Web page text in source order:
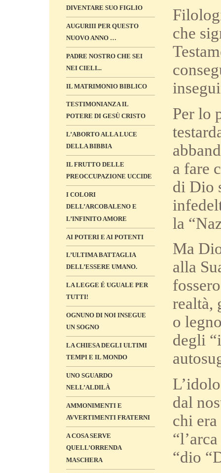
DIVENTARE SUO FIGLIO
AUGURIII PER QUESTO
NUOVO ANNO …
PADRE NOSTRO CHE SEI
NEI CIELI...
IL MATRIMONIO BIBLICO
TESTIMONIANZA IL
POTERE DI GESÙ CRISTO
L’ABORTO ALLA LUCE
DELLA BIBBIA
IL FRUTTO DELLE
PREOCCUPAZIONE UCCIDE
I COLORI
DELL’ARCOBALENO E
L’INFINITO AMORE
AI POTERI E AI POTENTI
L’ULTIMA BATTAGLIA
DELL’ESSERE UMANO.
LA LEGGE É UGUALE PER
TUTTI!
OGNUNO DI NOI INSEGUE
UN SOGNO
LA CHIESA DEGLI ULTIMI
TEMPI E IL MONDO
UNO SGUARDO
NELL’ALDILÀ
AMMONIMENTI E
AVVERTIMENTI FRATERNI
A COSA SERVE
QUELL’ORRENDA
MASCHERA
che
Per lo
a fare
di Dio
la
Ma
alla
realtà,
o
degli
dal
chi
“dio